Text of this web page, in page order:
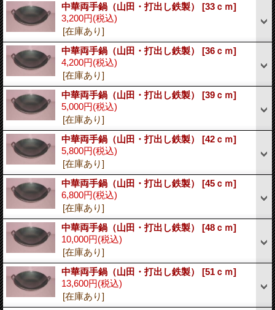
中華両手鍋（山田・打出し鉄製） [33ｃｍ]
3,200円(税込)
[在庫あり]
中華両手鍋（山田・打出し鉄製） [36ｃｍ]
4,200円(税込)
[在庫あり]
中華両手鍋（山田・打出し鉄製） [39ｃｍ]
5,000円(税込)
[在庫あり]
中華両手鍋（山田・打出し鉄製） [42ｃｍ]
5,800円(税込)
[在庫あり]
中華両手鍋（山田・打出し鉄製） [45ｃｍ]
6,800円(税込)
[在庫あり]
中華両手鍋（山田・打出し鉄製） [48ｃｍ]
10,000円(税込)
[在庫あり]
中華両手鍋（山田・打出し鉄製） [51ｃｍ]
13,600円(税込)
[在庫あり]